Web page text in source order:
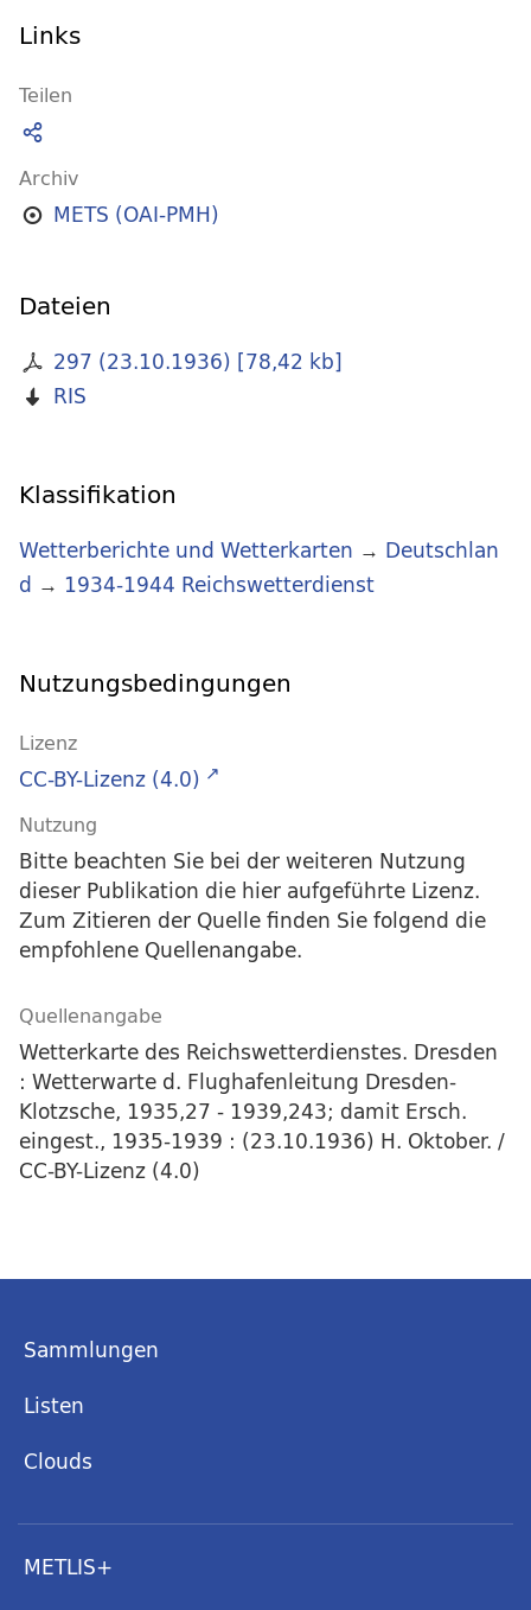
Links
Teilen
Archiv
METS (OAI-PMH)
Dateien
297 (23.10.1936) [78,42 kb]
RIS
Klassifikation
Wetterberichte und Wetterkarten → Deutschlan
d → 1934-1944 Reichswetterdienst
Nutzungsbedingungen
Lizenz
CC-BY-Lizenz (4.0)
Nutzung
Bitte beachten Sie bei der weiteren Nutzung
dieser Publikation die hier aufgeführte Lizenz.
Zum Zitieren der Quelle finden Sie folgend die
empfohlene Quellenangabe.
Quellenangabe
Wetterkarte des Reichswetterdienstes. Dresden
: Wetterwarte d. Flughafenleitung Dresden-
Klotzsche, 1935,27 - 1939,243; damit Ersch.
eingest., 1935-1939 : (23.10.1936) H. Oktober. /
CC-BY-Lizenz (4.0)
Sammlungen
Listen
Clouds
METLIS+